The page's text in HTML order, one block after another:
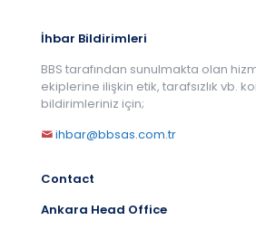
İhbar Bildirimleri
BBS tarafından sunulmakta olan
ekiplerine ilişkin etik, tarafsızlık vb.
bildirimleriniz için;
ihbar@bbsas.com.tr
Contact
Ankara Head Office